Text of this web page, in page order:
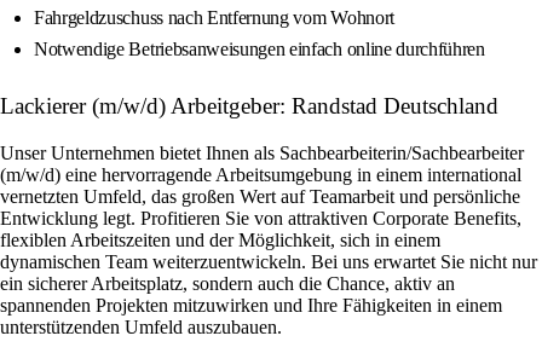
Fahrgeldzuschuss nach Entfernung vom Wohnort
Notwendige Betriebsanweisungen einfach online durchführen
Lackierer (m/w/d) Arbeitgeber: Randstad Deutschland
Unser Unternehmen bietet Ihnen als Sachbearbeiterin/Sachbearbeiter
(m/w/d) eine hervorragende Arbeitsumgebung in einem international
vernetzten Umfeld, das großen Wert auf Teamarbeit und persönliche
Entwicklung legt. Profitieren Sie von attraktiven Corporate Benefits,
flexiblen Arbeitszeiten und der Möglichkeit, sich in einem
dynamischen Team weiterzuentwickeln. Bei uns erwartet Sie nicht nur
ein sicherer Arbeitsplatz, sondern auch die Chance, aktiv an
spannenden Projekten mitzuwirken und Ihre Fähigkeiten in einem
unterstützenden Umfeld auszubauen.